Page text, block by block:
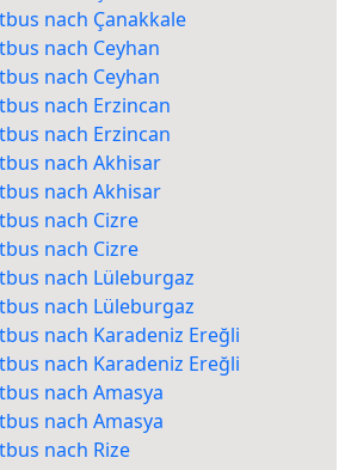
nach Çanakkale
nach Ceyhan
nach Ceyhan
nach Erzincan
nach Erzincan
nach Akhisar
nach Akhisar
nach Cizre
nach Cizre
nach Lüleburgaz
nach Lüleburgaz
nach Karadeniz Ereğli
nach Karadeniz Ereğli
nach Amasya
nach Amasya
nach Rize